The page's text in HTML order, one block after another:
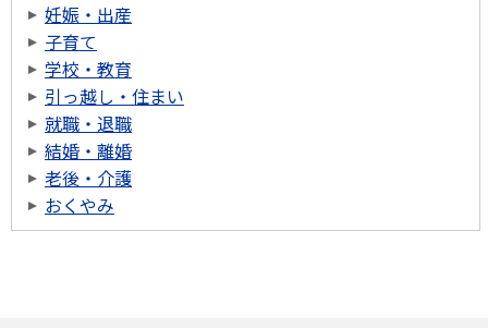
妊娠・出産
子育て
学校・教育
引っ越し・住まい
就職・退職
結婚・離婚
老後・介護
おくやみ